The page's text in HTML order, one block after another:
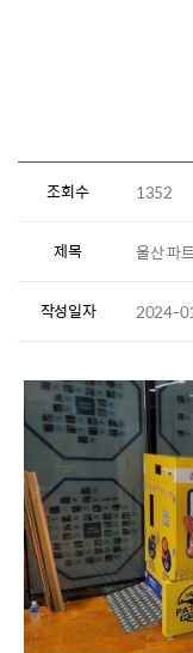
조회수 1352
제목 울산 파
작성일자 2024-